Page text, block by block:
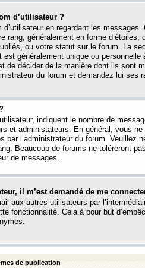
d’utilisateur ?
en regardant les
généralement en forme d’étoiles,
ou votre statut sur le forum. La
généralement unique ou personnelle
de décider de la manière dont ils sont
du forum et demandez lui ses
indiquent le nombre de
et administateurs. En général, vous
l’administrateur du forum. Veuillez
Beaucoup de forums ne toléreront
de messages.
il m’est demandé de me
aux autres utilisateurs par
fonctionnalité. Cela à pour but
de publication